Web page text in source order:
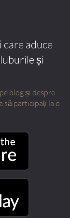
aduce
și
blog și despre
să participați la o